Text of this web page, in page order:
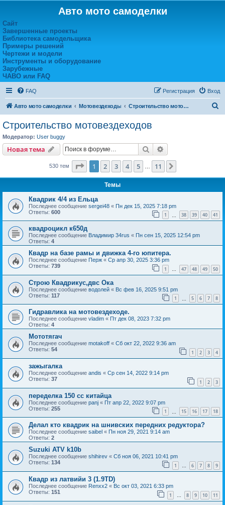
Авто мото самоделки
Сайт
Завершенные проекты
Библиотека самодельщика
Примеры решений
Чертежи и модели
Инструменты и оборудование
Зарубежные
ЧАВО или FAQ
FAQ Вход
Регистрация
Авто мото самоделки Мотовездеходы Строительство мотовездеходов
Строительство мотовездеходов
Модератор: User buggy
Новая тема Поиск
530 тем Страница из 11
1 2 3 4 5 11
Темы
Квадрик 4/4 из Ельца
Последнее сообщение sergei48 « Пн дек 15, 2025 7:18 pm
Ответы: 600 1 38 39 40 41
квадроцикл к650д
Последнее сообщение Владимир 34rus « Пн сен 15, 2025 12:54 pm
Ответы: 4
Квадр на базе рамы и движка 4-го юпитера.
Последнее сообщение Перж « Ср апр 30, 2025 3:36 pm
Ответы: 739 1 … 47 48 49 50
Строю Квадрикус,двс Ока
Последнее сообщение водолей « Вс фев 16, 2025 9:51 pm
Ответы: 117 1 5 6 7 8
Гидравлика на мотовездеходе.
Последнее сообщение vladim « Пт дек 08, 2023 7:32 pm
Ответы: 4
Мототягач
Последнее сообщение motakoff « Сб окт 22, 2022 9:36 am
Ответы: 54 1 2 3 4
зажыгалка
Последнее сообщение andis « Ср сен 14, 2022 9:14 pm
Ответы: 37 1 2 3
переделка 150 сс китайца
Последнее сообщение panj « Пт апр 22, 2022 9:07 pm
Ответы: 255 1 15 16 17 18
Делал кто квадрик на шнивских передних редуктора?
Последнее сообщение saibel « Пн ноя 29, 2021 9:14 am
Ответы: 2
Suzuki ATV k10b
Последнее сообщение shihirev « Сб ноя 06, 2021 10:41 pm
Ответы: 134 1 … 6 7 8 9
Квадр из латвийи 3 (1.9TD)
Последнее сообщение Renxx2 « Вс окт 03, 2021 6:33 pm
Ответы: 151 1 … 8 9 10 11